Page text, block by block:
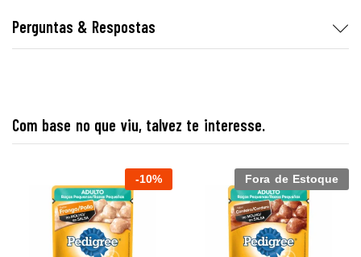
Perguntas & Respostas
Com base no que viu, talvez te interesse.
-10% Fora de Estoque